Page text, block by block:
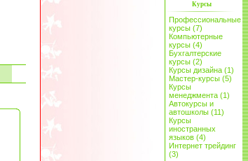
Курсы
Профессиональные
курсы (7)
Компьютерные
курсы (4)
Бухгалтерские
курсы (2)
Курсы дизайна (1)
Мастер-курсы (5)
Курсы
менеджмента (1)
Автокурсы и
автошколы (11)
Курсы
иностранных
языков (4)
Интернет трейдинг
(3)